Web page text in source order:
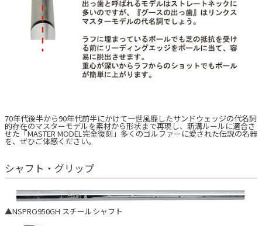
70年代後半から90年代前半にかけて一世風靡したサンドウェッジの代名詞
的存在のマスターモデルを素材から形状まで再現し、新溝ルールに適合さ
せた「MASTER MODEL完全復刻」多くのゴルファーに愛された伝説の名器
を、ぜひご体感ください。
シャフト・グリップ
▲NSPRO950GH スチールシャフト